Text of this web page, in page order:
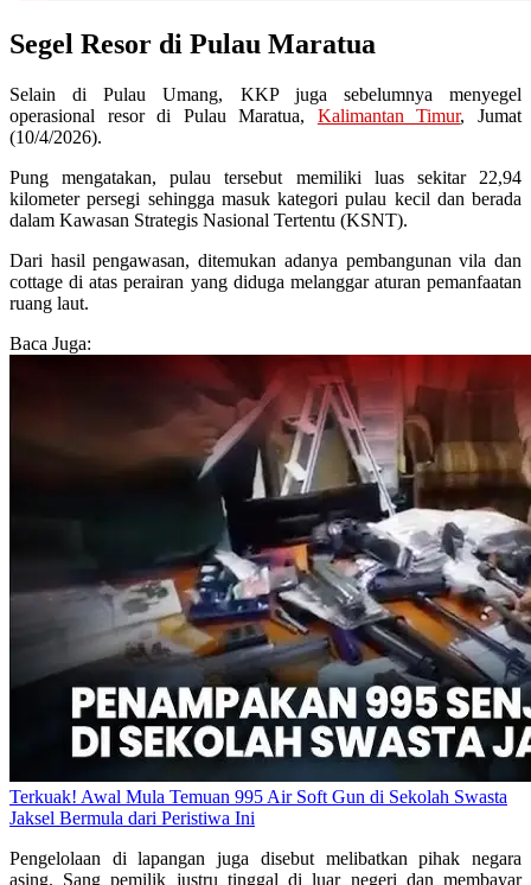
Segel Resor di Pulau Maratua
Selain di Pulau Umang, KKP juga sebelumnya menyegel
operasional resor di Pulau Maratua, Kalimantan Timur, Jumat
(10/4/2026).
Pung mengatakan, pulau tersebut memiliki luas sekitar 22,94
kilometer persegi sehingga masuk kategori pulau kecil dan berada
dalam Kawasan Strategis Nasional Tertentu (KSNT).
Dari hasil pengawasan, ditemukan adanya pembangunan vila dan
cottage di atas perairan yang diduga melanggar aturan pemanfaatan
ruang laut.
Baca Juga:
Terkuak! Awal Mula Temuan 995 Air Soft Gun di Sekolah Swasta
Jaksel Bermula dari Peristiwa Ini
Pengelolaan di lapangan juga disebut melibatkan pihak negara
asing. Sang pemilik justru tinggal di luar negeri dan membayar